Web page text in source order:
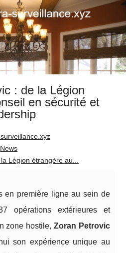
: de la Légion
en sécurité et
News
Légion étrangère au...
en première ligne au sein de
opérations extérieures et
zone hostile, Zoran Petrovic
son expérience unique au